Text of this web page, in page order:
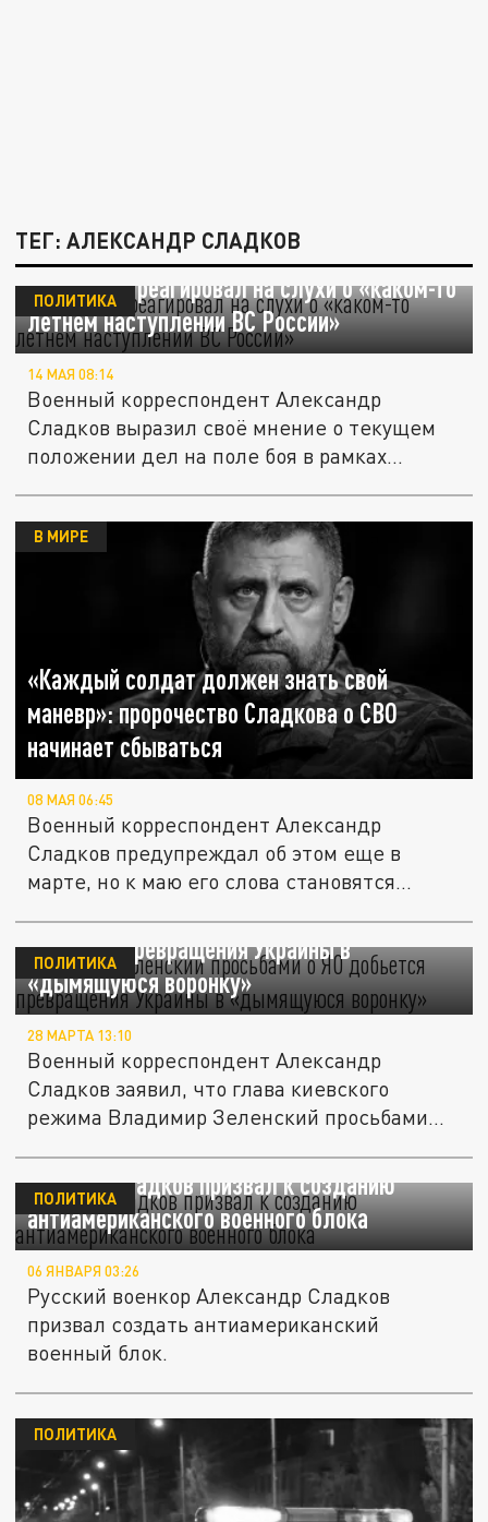
ТЕГ: АЛЕКСАНДР СЛАДКОВ
Сладков отреагировал на слухи о «каком-то
летнем наступлении ВС России»
ПОЛИТИКА
14 МАЯ 08:14
Военный корреспондент Александр
Сладков выразил своё мнение о текущем
положении дел на поле боя в рамках...
«Каждый солдат должен знать свой
маневр»: пророчество Сладкова о СВО
начинает сбываться
В МИРЕ
08 МАЯ 06:45
Военный корреспондент Александр
Сладков предупреждал об этом еще в
марте, но к маю его слова становятся...
Сладков: Зеленский просьбами о ЯО
добьется превращения Украины в
«дымящуюся воронку»
ПОЛИТИКА
28 МАРТА 13:10
Военный корреспондент Александр
Сладков заявил, что глава киевского
режима Владимир Зеленский просьбами
Военкор Сладков призвал к созданию
антиамериканского военного блока
ПОЛИТИКА
06 ЯНВАРЯ 03:26
Русский военкор Александр Сладков
призвал создать антиамериканский
военный блок.
ПОЛИТИКА